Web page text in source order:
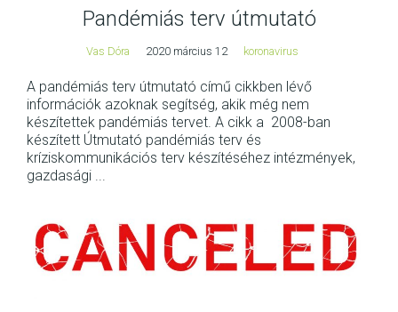
Pandémiás terv útmutató
Vas Dóra 2020 március 12 koronavirus
A pandémiás terv útmutató című cikkben lévő
információk azoknak segítség, akik még nem
készítettek pandémiás tervet. A cikk a 2008-ban
készített Útmutató pandémiás terv és
kríziskommunikációs terv készítéséhez intézmények,
gazdasági ...